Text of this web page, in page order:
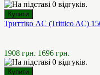
Триттіко AC (Trittico AC)
1908 грн. 1696 грн.